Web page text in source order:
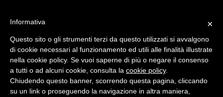
×
Informativa
Questo sito o gli strumenti terzi da questo utilizzati si avvalgono
di cookie necessari al funzionamento ed utili alle finalità illustrate
nella cookie policy. Se vuoi saperne di più o negare il consenso
a tutti o ad alcuni cookie, consulta la cookie policy.
Chiudendo questo banner, scorrendo questa pagina, cliccando
su un link o proseguendo la navigazione in altra maniera,